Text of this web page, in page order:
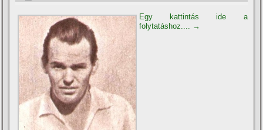
Egy kattintás ide a
folytatáshoz.... →